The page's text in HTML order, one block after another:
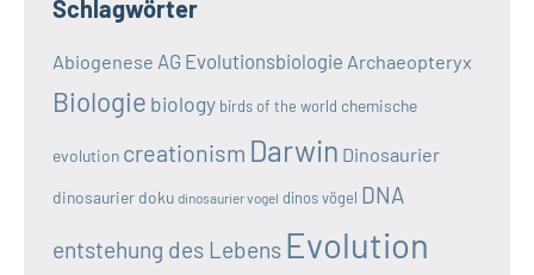
Schlagwörter
Abiogenese AG Evolutionsbiologie Archaeopteryx
Biologie biology birds of the world chemische
evolution creationism Darwin Dinosaurier
dinosaurier doku dinosaurier vogel dinos vögel DNA
entstehung des Lebens Evolution